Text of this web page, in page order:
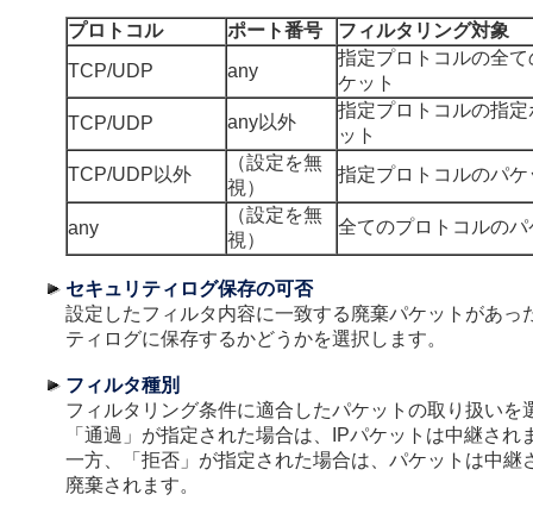
プロトコル ポート番号
フィルタリング対象
TCP/UDP
any
指定プロトコルの全
ケット
TCP/UDP
any以外
指定プロトコルの指
ット
TCP/UDP以外
（設定を無
視）
指定プロトコルのパケ
any
（設定を無
視）
全てのプロトコルのパ
セキュリティログ保存の可否
設定したフィルタ内容に一致する廃棄パケットがあっ
ティログに保存するかどうかを選択します。
フィルタ種別
フィルタリング条件に適合したパケットの取り扱いを
「通過」が指定された場合は、IPパケットは中継され
一方、「拒否」が指定された場合は、パケットは中継
廃棄されます。